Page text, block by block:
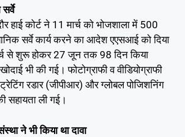
हाई कोर्ट ने 11 मार्च को भोजशाला में 500
सर्वे कार्य करने का आदेश एएसआई को दिया
से शुरू होकर 27 जून तक 98 दिन किया
भी की गई। फोटोग्राफी व वीडियोग्राफी
रडार (जीपीआर) और ग्लोबल पोजिशनिंग
सहायता ली गई।
ने भी किया था दावा